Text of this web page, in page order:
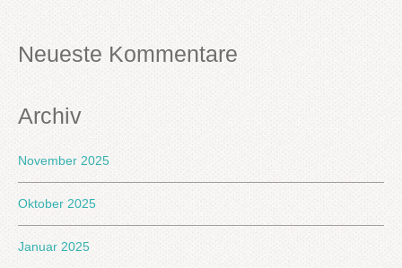
Neueste Kommentare
Archiv
November 2025
Oktober 2025
Januar 2025